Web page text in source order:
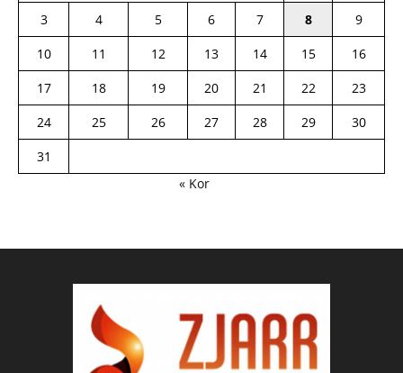
3
4 5 6 7 8
9
10
11 12 13 14 15
16
17
18 19 20 21 22
23
24
25 26 27 28 29
30
31
« Kor